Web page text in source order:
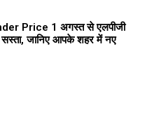
Price 1 अगस्त से एलपीजी
जानिए आपके शहर में नए